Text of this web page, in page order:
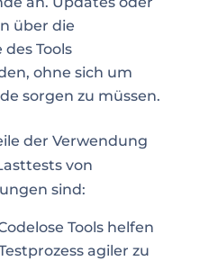
über die
Tools
ohne sich um
sorgen zu müssen.
der Verwendung
von
sind:
Tools helfen
agiler zu